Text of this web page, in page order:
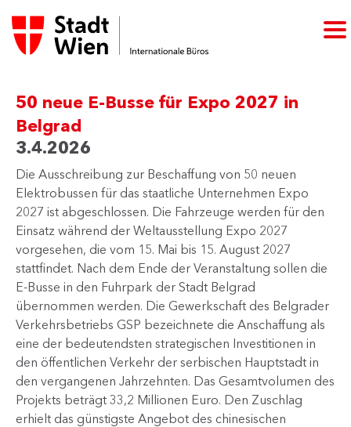
50 neue E-Busse für Expo 2027 in
Belgrad
3.4.2026
Die Ausschreibung zur Beschaffung von 50 neuen
Elektrobussen für das staatliche Unternehmen Expo
2027 ist abgeschlossen. Die Fahrzeuge werden für den
Einsatz während der Weltausstellung Expo 2027
vorgesehen, die vom 15. Mai bis 15. August 2027
stattfindet. Nach dem Ende der Veranstaltung sollen die
E‑Busse in den Fuhrpark der Stadt Belgrad
übernommen werden. Die Gewerkschaft des Belgrader
Verkehrsbetriebs GSP bezeichnete die Anschaffung als
eine der bedeutendsten strategischen Investitionen in
den öffentlichen Verkehr der serbischen Hauptstadt in
den vergangenen Jahrzehnten. Das Gesamtvolumen des
Projekts beträgt 33,2 Millionen Euro. Den Zuschlag
erhielt das günstigste Angebot des chinesischen